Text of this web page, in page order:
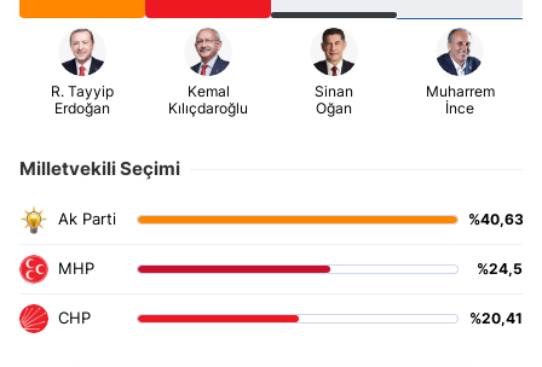
Milletvekili Seçimi
%40,63
%24,5
%20,41